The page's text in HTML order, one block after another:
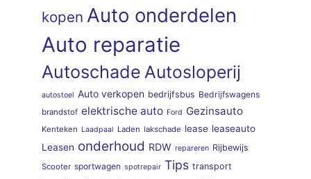
kopen Auto onderdelen
Auto reparatie
Autoschade Autosloperij
autostoel Auto verkopen bedrijfsbus Bedrijfswagens
brandstof elektrische auto Ford Gezinsauto
Kenteken Laadpaal Laden lakschade lease leaseauto
Leasen onderhoud RDW repareren Rijbewijs
Scooter sportwagen spotrepair Tips transport